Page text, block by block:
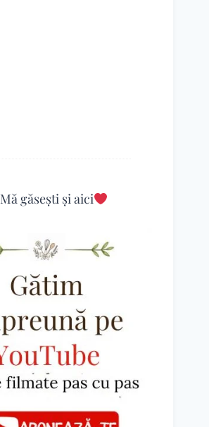
Mă găsești și aici